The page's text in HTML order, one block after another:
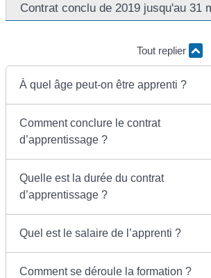
Contrat conclu de 2019 jusqu'au 31
Tout replier
À quel âge peut-on être apprenti ?
Comment conclure le contrat
d’apprentissage ?
Quelle est la durée du contrat
d’apprentissage ?
Quel est le salaire de l’apprenti ?
Comment se déroule la formation ?